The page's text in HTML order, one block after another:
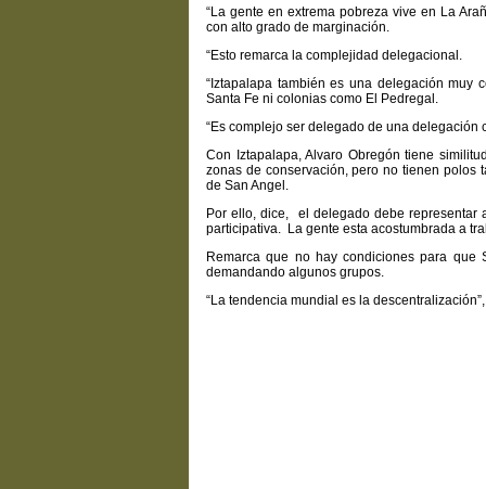
“La gente en extrema pobreza vive en La
con alto grado de marginación.
“Esto remarca la complejidad delegacional.
“Iztapalapa también es una delegación
Santa Fe ni colonias como El Pedregal.
“Es complejo ser delegado de una
Con Iztapalapa, Alvaro Obregón tiene
zonas de conservación, pero no tienen polos
de San Angel.
Por ello, dice, el delegado debe
participativa. La gente esta acostumbrada a
Remarca que no hay condiciones para
demandando algunos grupos.
“La tendencia mundial es la